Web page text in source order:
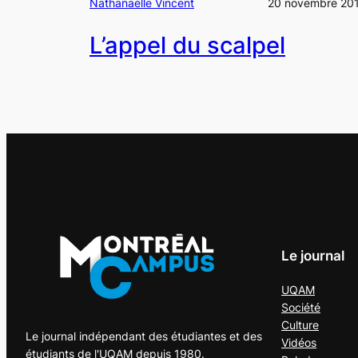
L’appel du scalpel
Le journal indépendant des étudiantes et des
étudiants de l'UQAM depuis 1980.
Le journal
UQAM
Société
Culture
Vidéos